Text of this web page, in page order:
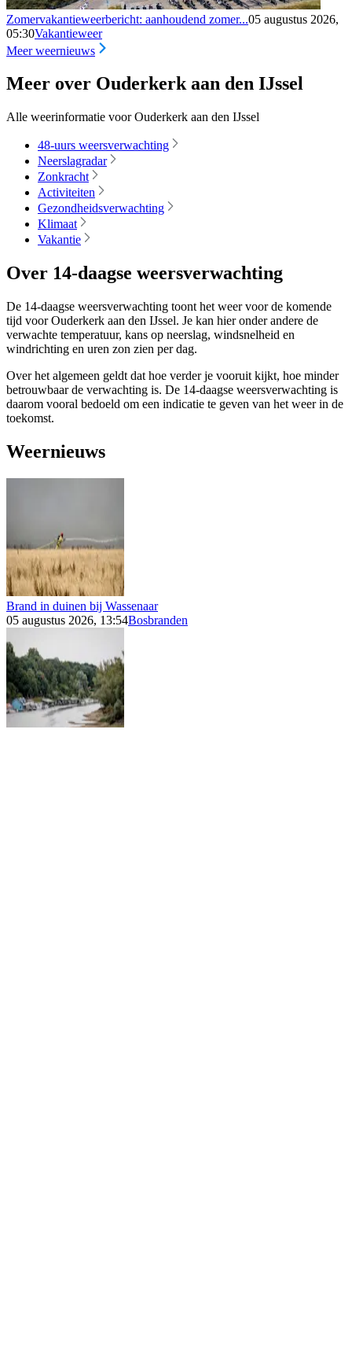
Zomervakantieweerbericht: aanhoudend zomer...05 augustus 2026,
05:30Vakantieweer
Meer weernieuws
Meer over Ouderkerk aan den IJssel
Alle weerinformatie voor Ouderkerk aan den IJssel
48-uurs weersverwachting
Neerslagradar
Zonkracht
Activiteiten
Gezondheidsverwachting
Klimaat
Vakantie
Over 14-daagse weersverwachting
De 14-daagse weersverwachting toont het weer voor de komende
tijd voor Ouderkerk aan den IJssel. Je kan hier onder andere de
verwachte temperatuur, kans op neerslag, windsnelheid en
windrichting en uren zon zien per dag.
Over het algemeen geldt dat hoe verder je vooruit kijkt, hoe minder
betrouwbaar de verwachting is. De 14-daagse weersverwachting is
daarom vooral bedoeld om een indicatie te geven van het weer in de
toekomst.
Weernieuws
Brand in duinen bij Wassenaar
05 augustus 2026, 13:54Bosbranden